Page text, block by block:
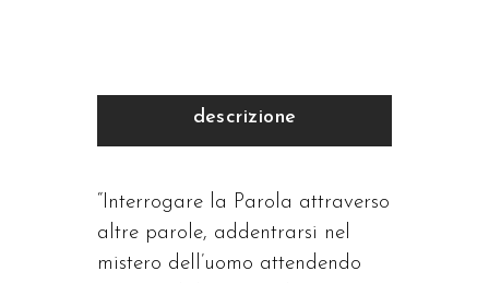
descrizione
“Interrogare la Parola attraverso
altre parole, addentrarsi nel
mistero dell’uomo attendendo